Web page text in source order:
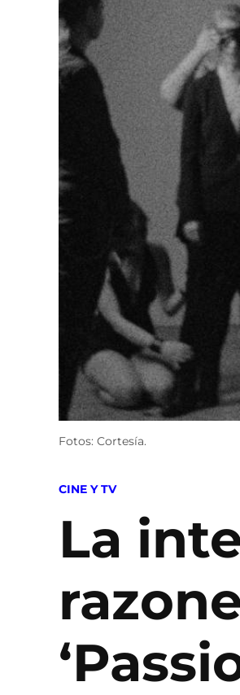
Fotos: Cortesía.
POSTED
CINE Y TV
La